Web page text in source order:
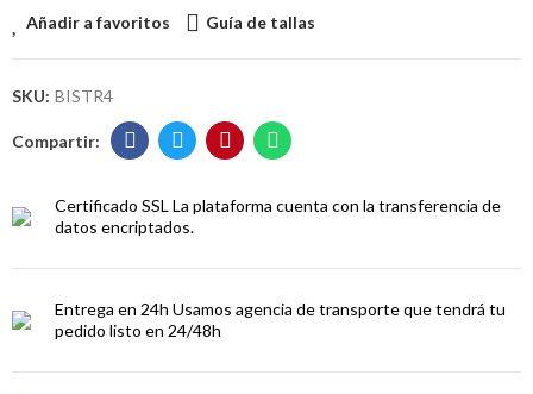
Añadir a favoritos Guía de tallas
SKU: BISTR4
Certificado SSL La plataforma cuenta con la transferencia de
datos encriptados.
Entrega en 24h Usamos agencia de transporte que tendrá tu
pedido listo en 24/48h